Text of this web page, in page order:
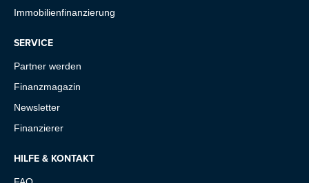
Immobilienfinanzierung
SERVICE
Partner werden
Finanzmagazin
Newsletter
Finanzierer
HILFE & KONTAKT